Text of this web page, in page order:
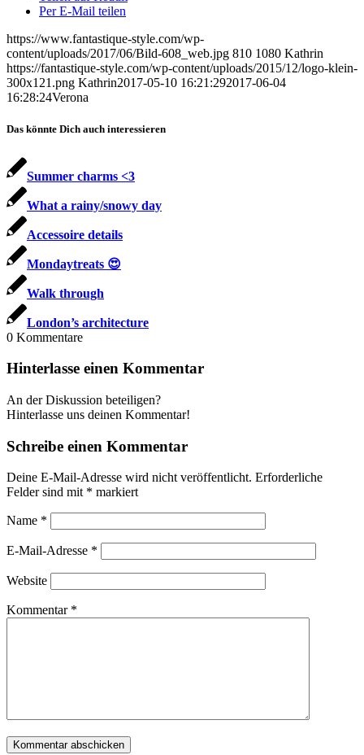
Per E-Mail teilen
https://www.fantastique-style.com/wp-
content/uploads/2017/06/Bild-608_web.jpg 810 1080 Kathrin
https://fantastique-style.com/wp-content/uploads/2015/12/logo-klein-
300x121.png Kathrin2017-05-10 16:21:292017-06-04
16:28:24Verona
Das könnte Dich auch interessieren
Summer charms <3
What a rainy/snowy day
Accessoire details
Mondaytreats 😍
Walk through
London’s architecture
0 Kommentare
Hinterlasse einen Kommentar
An der Diskussion beteiligen?
Hinterlasse uns deinen Kommentar!
Schreibe einen Kommentar
Deine E-Mail-Adresse wird nicht veröffentlicht. Erforderliche
Felder sind mit * markiert
Name *
E-Mail-Adresse *
Website
Kommentar *